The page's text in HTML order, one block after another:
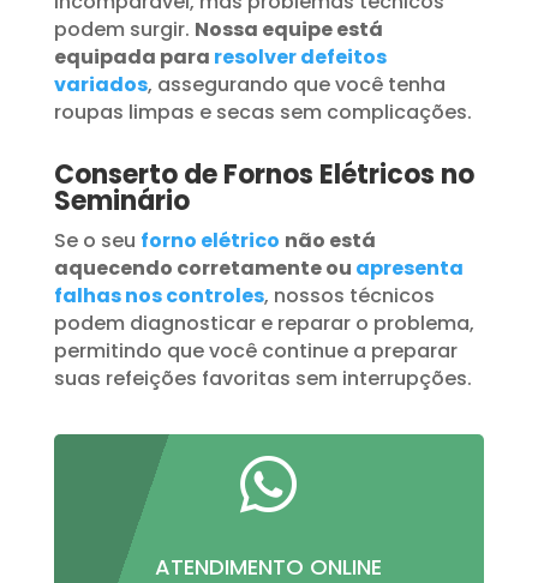
podem surgir. Nossa equipe está
equipada para resolver defeitos
variados, assegurando que você tenha
roupas limpas e secas sem complicações.
Conserto de Fornos Elétricos no
Seminário
Se o seu forno elétrico não está
aquecendo corretamente ou apresenta
falhas nos controles, nossos técnicos
podem diagnosticar e reparar o problema,
permitindo que você continue a preparar
suas refeições favoritas sem interrupções.

ATENDIMENTO ONLINE